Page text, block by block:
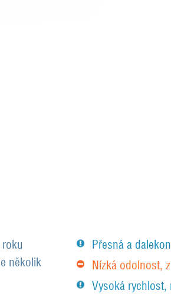
několik
Přesná a
Nízká odolnost,
Vysoká